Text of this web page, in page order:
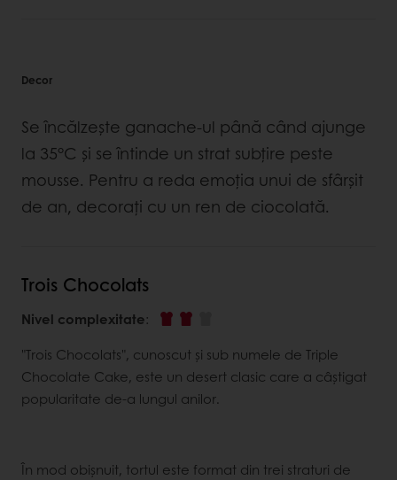
Decor
Se încălzește ganache-ul până când ajunge
la 35°C și se întinde un strat subțire peste
mousse. Pentru a reda emoția unui de sfârșit
de an, decorați cu un ren de ciocolată.
Trois Chocolats
Nivel complexitate:
"Trois Chocolats", cunoscut și sub numele de Triple
Chocolate Cake, este un desert clasic care a câștigat
popularitate de-a lungul anilor.
În mod obișnuit, tortul este format din trei straturi de